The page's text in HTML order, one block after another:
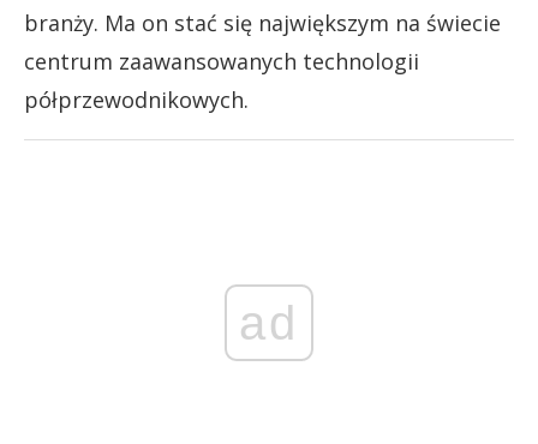
branży. Ma on stać się największym na świecie
centrum zaawansowanych technologii
półprzewodnikowych.
ad